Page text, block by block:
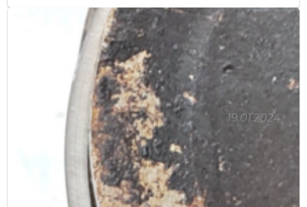
19.01.2024